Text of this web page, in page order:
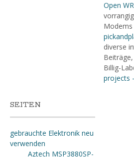
Open
Modems
diverse
Billig-
projects
SEITEN
gebrauchte Elektronik neu
verwenden
Aztech MSP3880SP-